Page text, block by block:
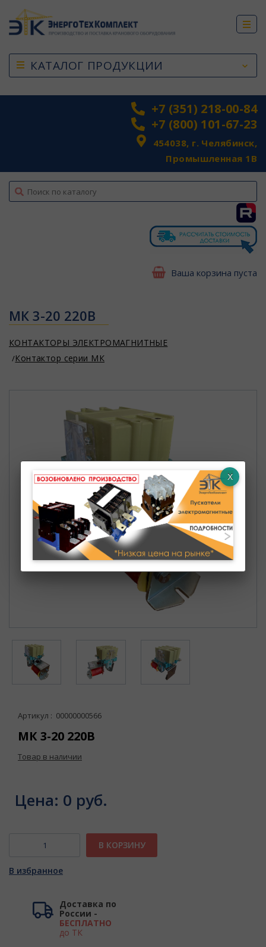
КАТАЛОГ ПРОДУКЦИИ
+7 (351) 218-00-84
+7 (800) 101-67-23
454038, г. Челябинск,
Промышленная 1В
top
Ваша корзина пуста
МК 3-20 220В
КОНТАКТОРЫ ЭЛЕКТРОМАГНИТНЫЕ
Контактор серии МК
Артикул : 00000000566
МК 3-20 220В
Товар в наличии
Цена: 0 руб.
В КОРЗИНУ
В избранное
Доставка по
России -
БЕСПЛАТНО
до ТК